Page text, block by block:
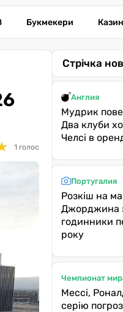
Букмекери
1 голос
Стрічка
Англия
Мудрик
Два клуби
Челсі в
Португалия
Розкіш на
Джорджина
годинники
року
Чемпионат
Мессі,
серію